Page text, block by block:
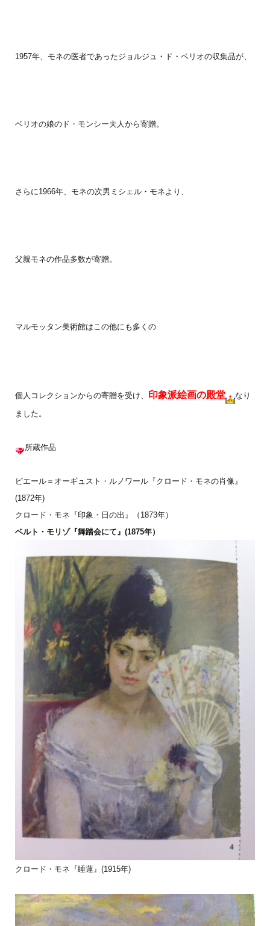
1957年、モネの医者であったジョルジュ・ド・ベリオの収集品が、
ベリオの娘のド・モンシー夫人から寄贈。
さらに1966年、モネの次男ミシェル・モネより、
父親モネの作品多数が寄贈。
マルモッタン美術館はこの他にも多くの
個人コレクションからの寄贈を受け、 印象派絵画の殿堂
なり
ました。
所蔵作品
ピエール＝オーギュスト・ルノワール『クロード・モネの肖像』
(1872年)
クロード・モネ『印象・日の出』（1873年）
ベルト・モリゾ『舞踏会にて』(1875年）
クロード・モネ『睡蓮』(1915年)